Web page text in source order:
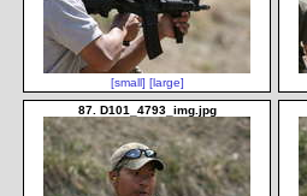
[small] [large]
87. D101_4793_img.jpg